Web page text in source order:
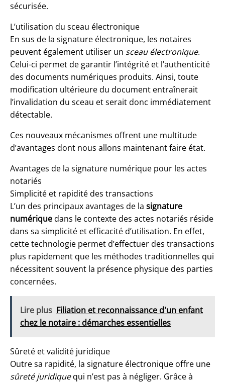
sécurisée.
L’utilisation du sceau électronique
En sus de la signature électronique, les notaires
peuvent également utiliser un sceau électronique.
Celui-ci permet de garantir l’intégrité et l’authenticité
des documents numériques produits. Ainsi, toute
modification ultérieure du document entraînerait
l’invalidation du sceau et serait donc immédiatement
détectable.
Ces nouveaux mécanismes offrent une multitude
d’avantages dont nous allons maintenant faire état.
Avantages de la signature numérique pour les actes
notariés
Simplicité et rapidité des transactions
L’un des principaux avantages de la signature
numériquedans le contexte des actes notariés réside
dans sa simplicité et efficacité d’utilisation. En effet,
cette technologie permet d’effectuer des transactions
plus rapidement que les méthodes traditionnelles qui
nécessitent souvent la présence physique des parties
concernées.
Lire plus Filiation et reconnaissance d'un enfant
chez le notaire : démarches essentielles
Sûreté et validité juridique
Outre sa rapidité, la signature électronique offre une
sûreté juridiquequi n’est pas à négliger. Grâce à